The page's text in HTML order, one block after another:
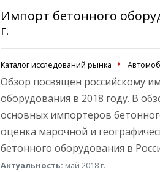
Импорт бетонного
г.
Каталог исследований рынка
Обзор посвящен российскому
оборудования в 2018 году. В
основных импортеров
оценка марочной и
бетонного оборудования в
Актуальность: май 2018 г.